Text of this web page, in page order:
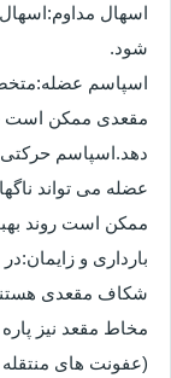
اسهال
شود.
اسپاسم
مقعدی ممکن است
دهد.اسپاسم
عضله می تواند
ممکن است روند
بارداری و
شکاف مقعدی
مخاط مقعد نیز